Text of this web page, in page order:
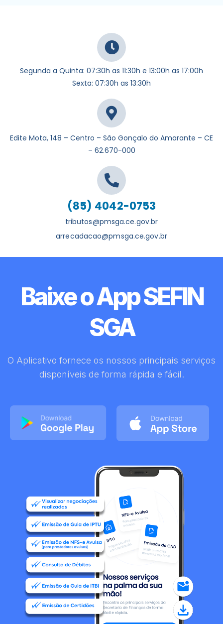
Segunda a Quinta: 07:30h as 11:30h e 13:00h as 17:00h
Sexta: 07:30h as 13:30h
Edite Mota, 148 – Centro – São Gonçalo do Amarante – CE
– 62.670-000
(85) 4042-0753
tributos@pmsga.ce.gov.br
arrecadacao@pmsga.ce.gov.br
Baixe o App SEFIN
SGA
O Aplicativo fornece os nossos principais serviços
disponíveis de forma rápida e fácil.